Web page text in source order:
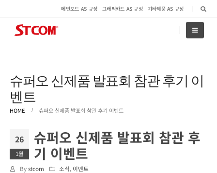
메인보드 AS 규정 그래픽카드 AS 규정 기타제품 AS 규정
슈퍼오 신제품 발표회 참관 후기 이
벤트
HOME 슈퍼오 신제품 발표회 참관 후기 이벤트
26
1월
슈퍼오 신제품 발표회 참관 후
기 이벤트
Bystcom 소식, 이벤트